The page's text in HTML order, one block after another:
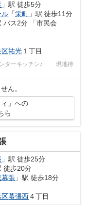
」駅 徒歩5分
ル 「栄町 」駅 徒歩11分
バス2分 「市民会
区祐光 １丁目
ンターキッチン♪ 現地待
ん。
ィ」への
ら
」駅 徒歩25分
徒歩20分
幕張 」駅 徒歩18分
区幕張西４丁目